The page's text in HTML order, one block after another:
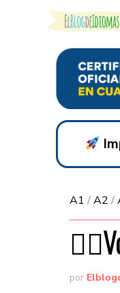
Skip to content
A1 /A2 /
por